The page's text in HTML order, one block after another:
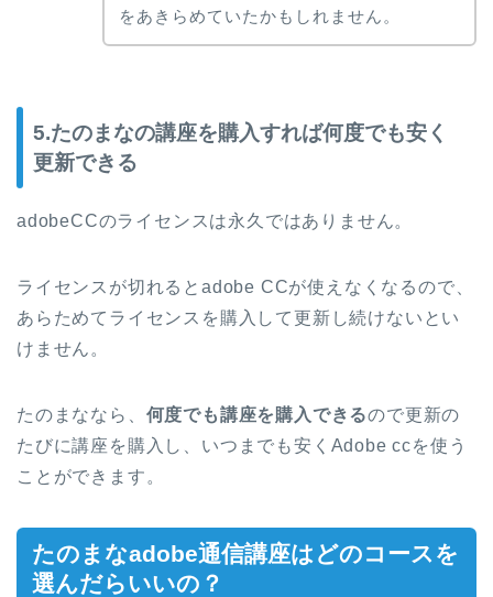
をあきらめていたかもしれません。
5.たのまなの講座を購入すれば何度でも安く
更新できる
adobeCCのライセンスは永久ではありません。
ライセンスが切れるとadobe CCが使えなくなるので、
あらためてライセンスを購入して更新し続けないとい
けません。
たのまななら、 何度でも講座を購入できるので更新の
たびに講座を購入し、いつまでも安くAdobe ccを使う
ことができます。
たのまなadobe通信講座はどのコースを
選んだらいいの？